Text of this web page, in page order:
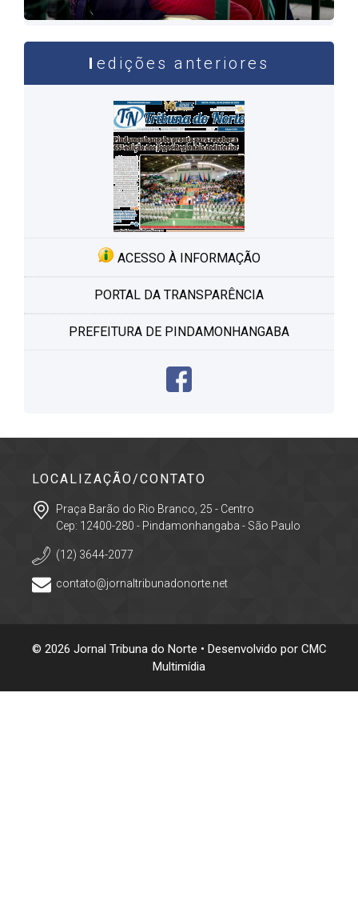
edições anteriores
ACESSO À INFORMAÇÃO
PORTAL DA TRANSPARÊNCIA
PREFEITURA DE PINDAMONHANGABA
LOCALIZAÇÃO/CONTATO
Praça Barão do Rio Branco, 25 - Centro
Cep: 12400-280 - Pindamonhangaba - São Paulo
(12) 3644-2077
contato@jornaltribunadonorte.net
© 2026 Jornal Tribuna do Norte • Desenvolvido por CMC
Multimídia